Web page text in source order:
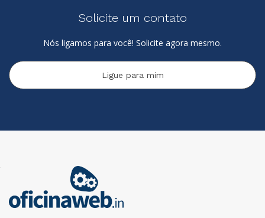
Solicite um contato
Nós ligamos para você! Solicite agora mesmo.
Ligue para mim